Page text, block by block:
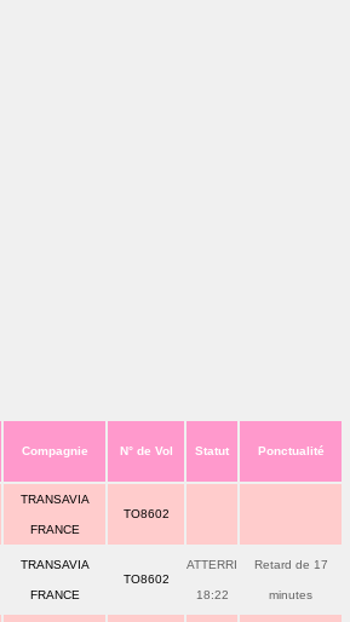
Compagnie N° de Vol Statut Ponctualité
TRANSAVIA
FRANCE
TO8602
TRANSAVIA
FRANCE
TO8602
ATTERRI
18:22
Retard de 17
minutes